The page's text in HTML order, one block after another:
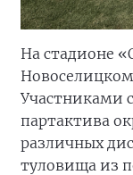
На стадионе
Участниками
партактива
различных
туловища из